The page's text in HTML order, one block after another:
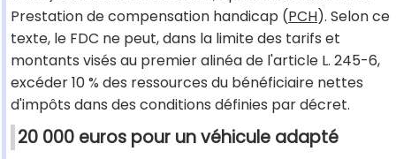
Prestation de compensation handicap (PCH). Selon ce
texte, le FDC ne peut, dans la limite des tarifs et
montants visés au premier alinéa de l'article L. 245-6,
excéder 10 % des ressources du bénéficiaire nettes
d'impôts dans des conditions définies par décret.
20 000 euros pour un véhicule adapté